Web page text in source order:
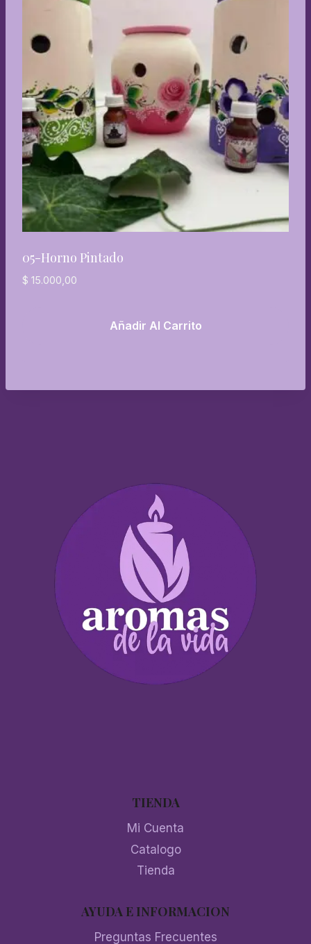
05-Horno Pintado
$ 15.000,00
Añadir Al Carrito
TIENDA
Mi Cuenta
Catalogo
Tienda
AYUDA E INFORMACION
Preguntas Frecuentes